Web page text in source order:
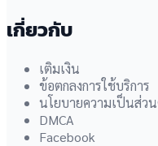
เกี่ยวกับ
เติมเงิน
ข้อตกลงการใช้บริการ
นโยบายความเป็นส่ว
DMCA
Facebook